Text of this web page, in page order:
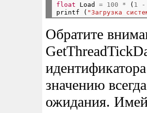
float Load = 100 * ( 1 -
printf ( "Загрузка
Обратите
значению
ожидания.